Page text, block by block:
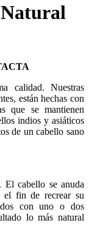
calidad. Nuestras
están hechas con
que se mantienen
indios y asiáticos
de un cabello sano
El cabello se anuda
el fin de recrear su
con uno o dos
lo más natural